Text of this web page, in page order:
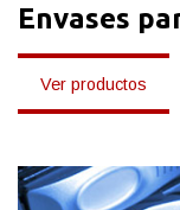
Envases
Ver productos